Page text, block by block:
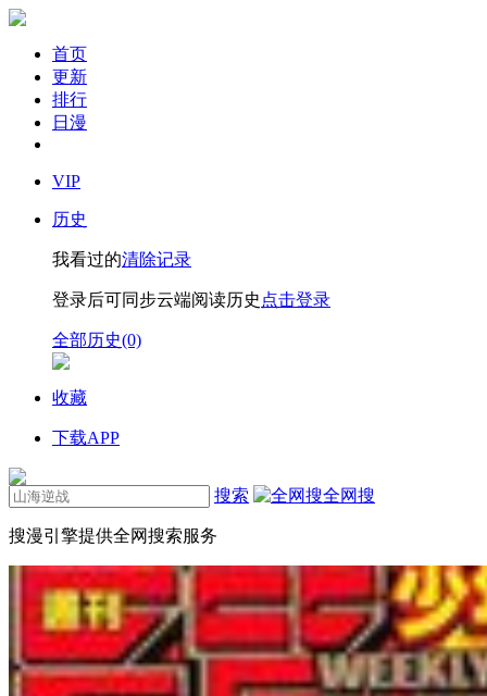
首页
更新
排行
日漫
VIP
历史
我看过的清除记录
登录后可同步云端阅读历史 点击登录
全部历史(0)
收藏
下载APP
搜索 全网搜
搜漫引擎提供全网搜索服务